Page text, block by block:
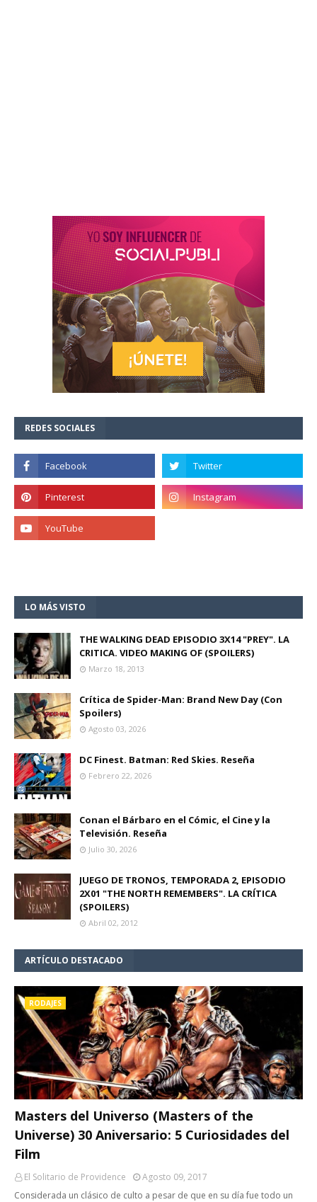
REDES SOCIALES
LO MÁS VISTO
THE WALKING DEAD EPISODIO 3X14 "PREY". LA
CRITICA. VIDEO MAKING OF (SPOILERS)
Marzo 18, 2013
Crítica de Spider-Man: Brand New Day (Con
Spoilers)
Agosto 03, 2026
DC Finest. Batman: Red Skies. Reseña
Febrero 22, 2026
Conan el Bárbaro en el Cómic, el Cine y la
Televisión. Reseña
Julio 30, 2026
JUEGO DE TRONOS, TEMPORADA 2, EPISODIO
2X01 "THE NORTH REMEMBERS". LA CRÍTICA
(SPOILERS)
Abril 02, 2012
ARTÍCULO DESTACADO
RODAJES
Masters del Universo (Masters of the
Universe) 30 Aniversario: 5 Curiosidades del
Film
El Solitario de Providence
Agosto 09, 2017
Considerada un clásico de culto a pesar de que en su día fue todo un